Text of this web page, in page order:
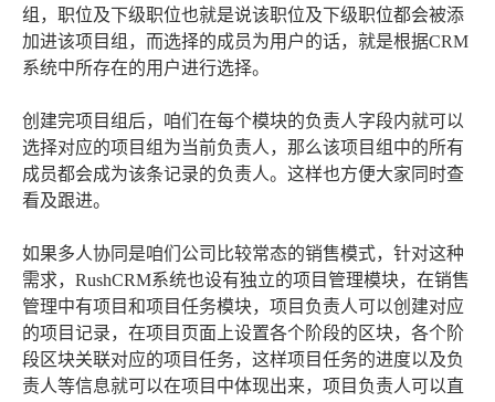
组，职位及下级职位也就是说该职位及下级职位都会被添
加进该项目组，而选择的成员为用户的话，就是根据CRM
系统中所存在的用户进行选择。
创建完项目组后，咱们在每个模块的负责人字段内就可以
选择对应的项目组为当前负责人，那么该项目组中的所有
成员都会成为该条记录的负责人。这样也方便大家同时查
看及跟进。
如果多人协同是咱们公司比较常态的销售模式，针对这种
需求，RushCRM系统也设有独立的项目管理模块，在销售
管理中有项目和项目任务模块，项目负责人可以创建对应
的项目记录，在项目页面上设置各个阶段的区块，各个阶
段区块关联对应的项目任务，这样项目任务的进度以及负
责人等信息就可以在项目中体现出来，项目负责人可以直